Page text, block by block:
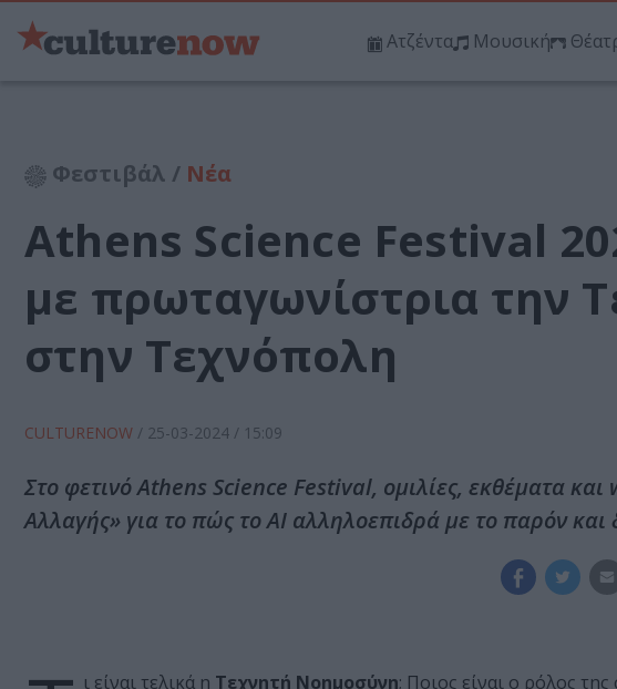
Ατζέντα Μουσική
Φεστιβάλ / Νέα
Athens Science Festival
με πρωταγωνίστρια την
στην Τεχνόπολη
CULTURENOW / 25-03-2024 / 15:09
Στο φετινό Athens Science Festival, ομιλίες, εκθέματα
Αλλαγής» για το πώς το ΑΙ αλληλοεπιδρά με το παρόν
ι είναι τελικά η Τεχνητή Νοημοσύνη; Ποιος είναι ο ρόλος